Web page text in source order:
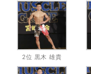
2位 黒木 雄貴